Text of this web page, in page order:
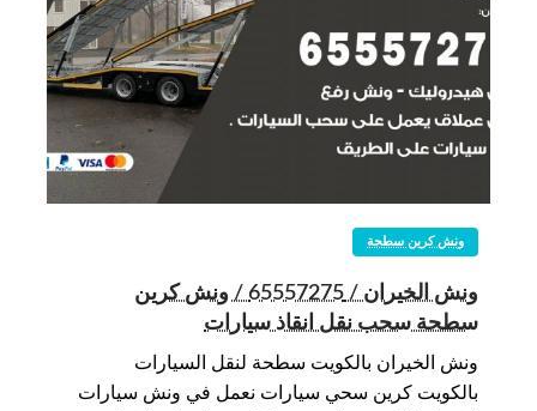
ونش كرين سطحة
ونش الخيران / 65557275 / ونش كرين
سطحة سحب نقل انقاذ سيارات
ونش الخيران بالكويت سطحة لنقل السيارات
بالكويت كرين سحي سيارات نعمل في ونش سيارات